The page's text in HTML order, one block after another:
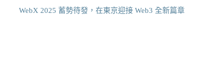
WebX 2025 蓄勢待發，在東京迎接 Web3 全新篇章